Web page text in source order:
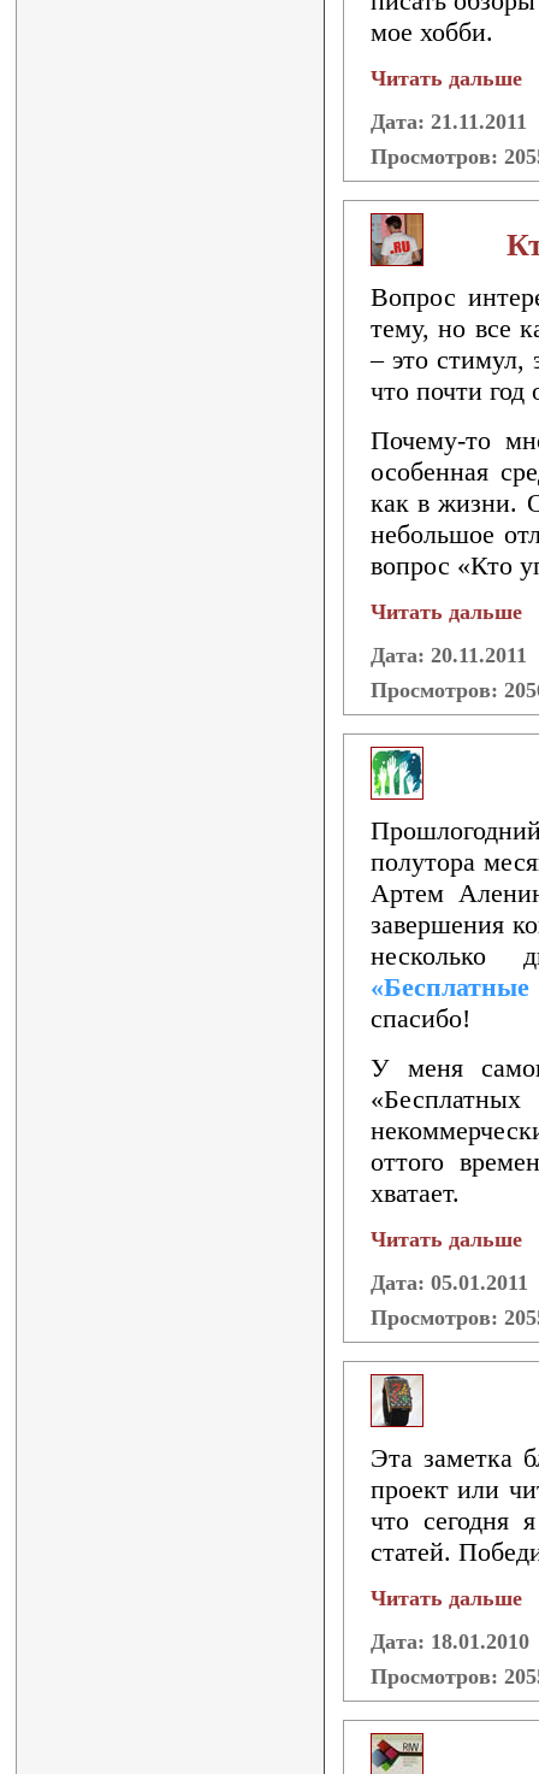
мое хобби.
Читать дальше
Дата: 21.11.2011
Просмотров:
Вопрос
тему, но все
– это стимул,
что почти
Почему-то
особенная
как в жизни.
небольшое
вопрос «Кто
Читать дальше
Дата: 20.11.2011
Просмотров:
полутора
Артем
завершения
несколько
спасибо!
У меня
оттого
хватает.
Читать дальше
Дата: 05.01.2011
Просмотров:
Эта заметка
проект или
что сегодня
статей.
Читать дальше
Дата: 18.01.2010
Просмотров: